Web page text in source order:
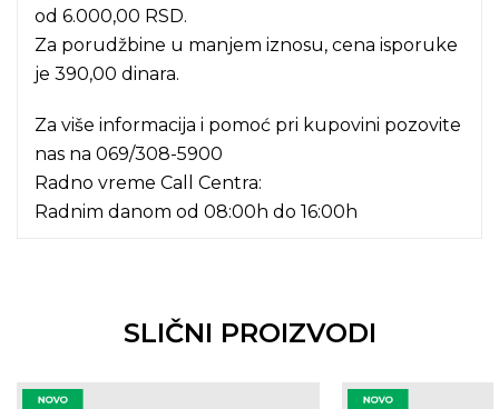
od 6.000,00 RSD.
Za porudžbine u manjem iznosu, cena isporuke
je 390,00 dinara.
Za više informacija i pomoć pri kupovini pozovite
nas na 069/308-5900
Radno vreme Call Centra:
Radnim danom od 08:00h do 16:00h
SLIČNI PROIZVODI